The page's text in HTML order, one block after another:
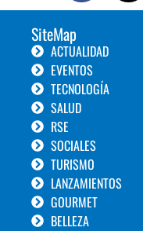
SiteMap
ACTUALIDAD
EVENTOS
TECNOLOGÍA
SALUD
RSE
SOCIALES
TURISMO
LANZAMIENTOS
GOURMET
BELLEZA